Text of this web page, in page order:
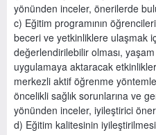
yönünden inceler, önerilerde
c) Eğitim programının
beceri ve yetkinliklere ulaşmak
değerlendirilebilir olması,
uygulamaya aktaracak
merkezli aktif öğrenme
öncelikli sağlık sorunlarına ve
yönünden inceler, iyileştirici
d) Eğitim kalitesinin